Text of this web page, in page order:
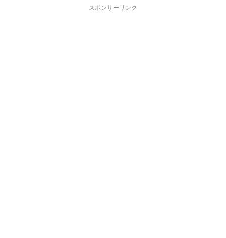
スポンサーリンク